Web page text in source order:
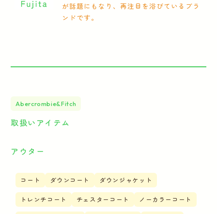
が話題にもなり、再注目を浴びているブラ
ンドです。
Abercrombie&Fitch
取扱いアイテム
アウター
コート ダウンコート ダウンジャケット
トレンチコート チェスターコート ノーカラーコート